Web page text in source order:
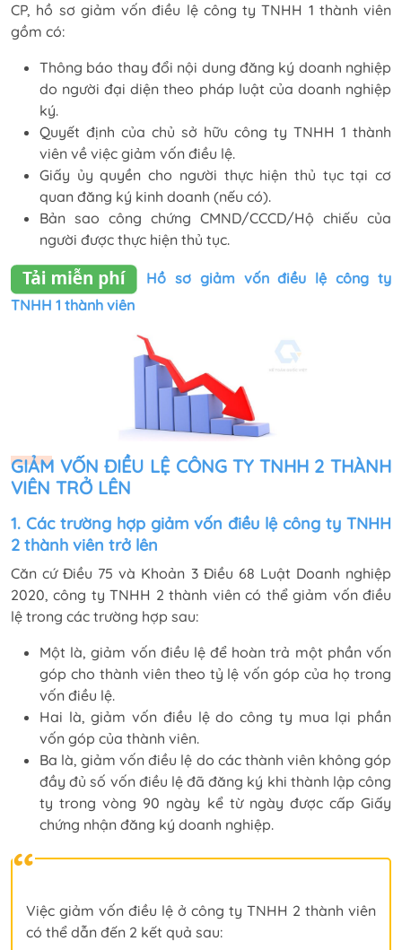
CP, hồ sơ giảm vốn điều lệ công ty TNHH 1 thành viên
gồm có:
Thông báo thay đổi nội dung đăng ký doanh nghiệp
do người đại diện theo pháp luật của doanh nghiệp
ký.
Quyết định của chủ sở hữu công ty TNHH 1 thành
viên về việc giảm vốn điều lệ.
Giấy ủy quyền cho người thực hiện thủ tục tại cơ
quan đăng ký kinh doanh (nếu có).
Bản sao công chứng CMND/CCCD/Hộ chiếu của
người được thực hiện thủ tục.
Hồ sơ giảm vốn điều lệ công ty
TNHH 1 thành viên
GIẢM VỐN ĐIỀU LỆ CÔNG TY TNHH 2 THÀNH
VIÊN TRỞ LÊN
1. Các trường hợp giảm vốn điều lệ công ty TNHH
2 thành viên trở lên
Căn cứ Điều 75 và Khoản 3 Điều 68 Luật Doanh nghiệp
2020, công ty TNHH 2 thành viên có thể giảm vốn điều
lệ trong các trường hợp sau:
Một là, giảm vốn điều lệ để hoàn trả một phần vốn
góp cho thành viên theo tỷ lệ vốn góp của họ trong
vốn điều lệ.
Hai là, giảm vốn điều lệ do công ty mua lại phần
vốn góp của thành viên.
Ba là, giảm vốn điều lệ do các thành viên không góp
đầy đủ số vốn điều lệ đã đăng ký khi thành lập công
ty trong vòng 90 ngày kể từ ngày được cấp Giấy
chứng nhận đăng ký doanh nghiệp.
Việc giảm vốn điều lệ ở công ty TNHH 2 thành viên
có thể dẫn đến 2 kết quả sau: